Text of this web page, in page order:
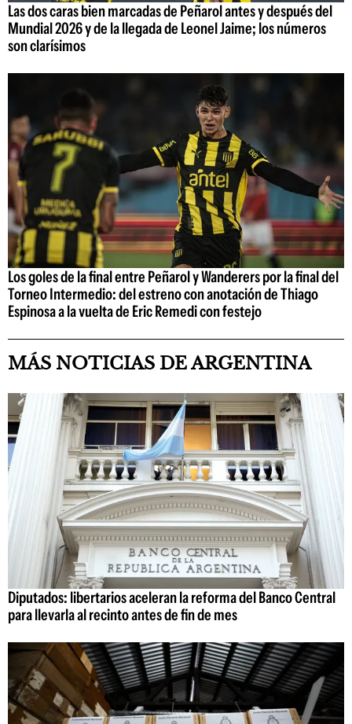
Las dos caras bien marcadas de Peñarol antes y después del
Mundial 2026 y de la llegada de Leonel Jaime; los números
son clarísimos
Los goles de la final entre Peñarol y Wanderers por la final del
Torneo Intermedio: del estreno con anotación de Thiago
Espinosa a la vuelta de Eric Remedi con festejo
MÁS NOTICIAS DE ARGENTINA
Diputados: libertarios aceleran la reforma del Banco Central
para llevarla al recinto antes de fin de mes